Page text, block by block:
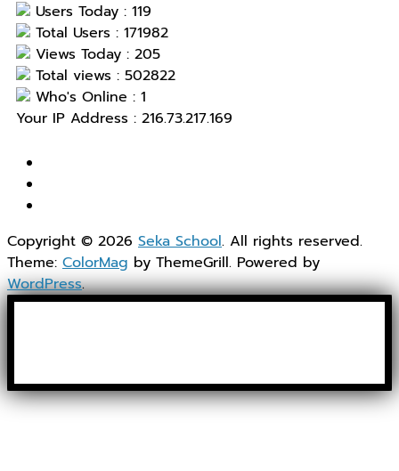
Users Today : 119
Total Users : 171982
Views Today : 205
Total views : 502822
Who's Online : 1
Your IP Address : 216.73.217.169
Copyright © 2026 Seka School. All rights reserved.
Theme: ColorMag by ThemeGrill. Powered by
WordPress.